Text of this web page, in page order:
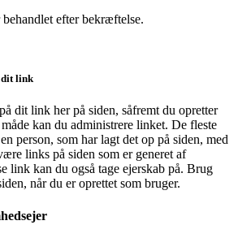
efter bekræftelse.
dit link
dit link her på siden, såfremt du opretter
kan du administrere linket. De fleste
person, som har lagt det op på siden, med
links på siden som er generet af
link kan du også tage ejerskab på. Brug
når du er oprettet som bruger.